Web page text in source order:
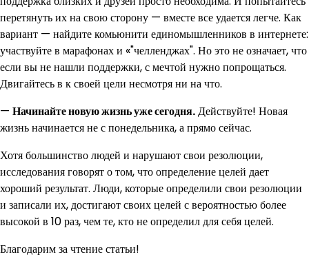
перетянуть их на свою сторону — вместе все удается легче. Как
вариант — найдите комьюнити единомышленников в интернете:
участвуйте в марафонах и «"челленджах". Но это не означает, что
если вы не нашли поддержки, с мечтой нужно попрощаться.
Двигайтесь в к своей цели несмотря ни на что.
— Начинайте новую жизнь уже сегодня.Действуйте! Новая
жизнь начинается не с понедельника, а прямо сейчас.
Хотя большинство людей и нарушают свои резолюции,
исследования говорят о том, что определение целей дает
хороший результат. Люди, которые определили свои резолюции
и записали их, достигают своих целей с вероятностью более
высокой в 10 раз, чем те, кто не определил для себя целей.
Благодарим за чтение статьи!